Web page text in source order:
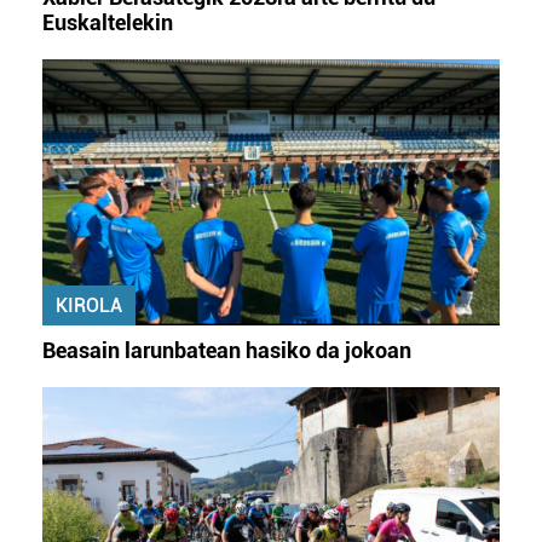
zerbitzuak hobetzeko asmoz, cookie teknologiaz
baliatzen gara. Ohar hau onartuz gero, teknologia hori
erabiltzeko baimen esplizitua ematen diguzu.Gehiago
irakurri
Euskaltelekin
KIROLA
Beasain larunbatean hasiko da jokoan